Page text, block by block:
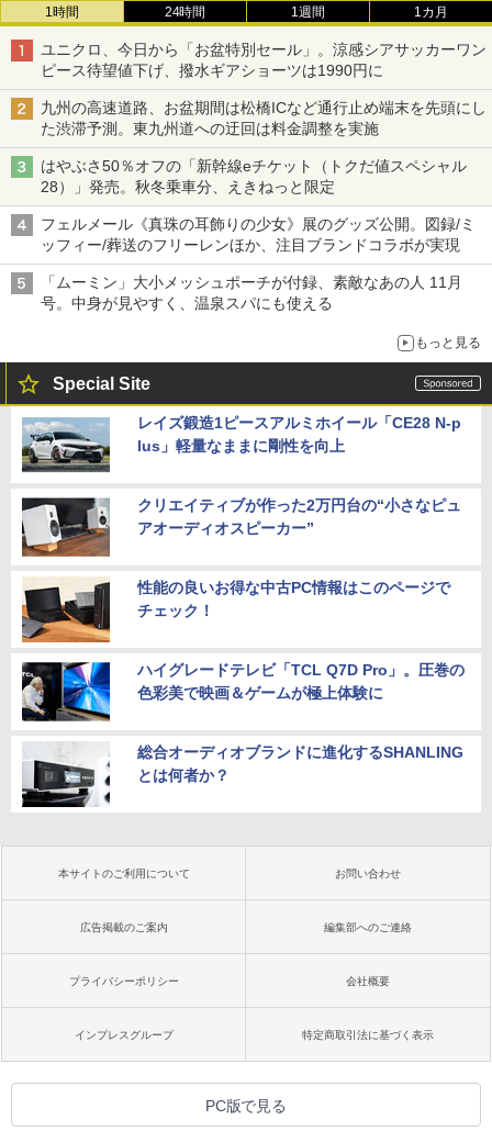
1時間 24時間 1週間 1カ月
ユニクロ、今日から「お盆特別セール」。涼感シアサッカーワン
ピース待望値下げ、撥水ギアショーツは1990円に
九州の高速道路、お盆期間は松橋ICなど通行止め端末を先頭にし
た渋滞予測。東九州道への迂回は料金調整を実施
はやぶさ50％オフの「新幹線eチケット（トクだ値スペシャル
28）」発売。秋冬乗車分、えきねっと限定
フェルメール《真珠の耳飾りの少女》展のグッズ公開。図録/ミ
ッフィー/葬送のフリーレンほか、注目ブランドコラボが実現
「ムーミン」大小メッシュポーチが付録、素敵なあの人 11月
号。中身が見やすく、温泉スパにも使える
もっと見る
Special Site
レイズ鍛造1ピースアルミホイール「CE28 N-p
lus」軽量なままに剛性を向上
クリエイティブが作った2万円台の“小さなピュ
アオーディオスピーカー”
性能の良いお得な中古PC情報はこのページで
チェック！
ハイグレードテレビ「TCL Q7D Pro」。圧巻の
色彩美で映画＆ゲームが極上体験に
総合オーディオブランドに進化するSHANLING
とは何者か？
本サイトのご利用について お問い合わせ
広告掲載のご案内 編集部へのご連絡
プライバシーポリシー 会社概要
インプレスグループ 特定商取引法に基づく表示
PC版で見る